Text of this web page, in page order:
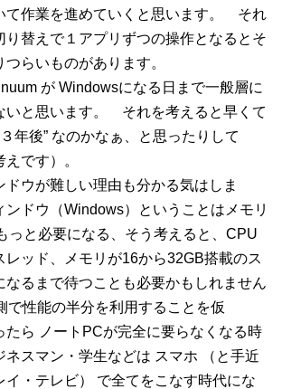
て作業を進めていくと思います。 それ
り替えで１アプリずつの操作となるとそ
らいものがあります。
が Windowsになる日まで一般層に
いと思います。 それを考えると早くて
年後” なのかなぁ、と思ったりして
えです）。
ウが難しい理由も分かる気はしま
ドウ（Windows）ということはメモリ
っと必要になる、そう考えると、CPU
レッド、メモリが16から32GB搭載のス
なるまで待つことも必要かもしれません
で性能の半分を利用することを仮
ら ノートPCが完全に要らなくなる時
ネスマン・学生などは スマホ （と手近
イ・テレビ） で全てをこなす時代にな